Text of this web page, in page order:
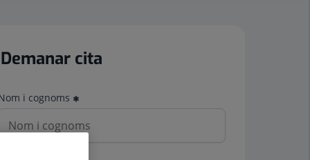
Demanar cita
i cognoms